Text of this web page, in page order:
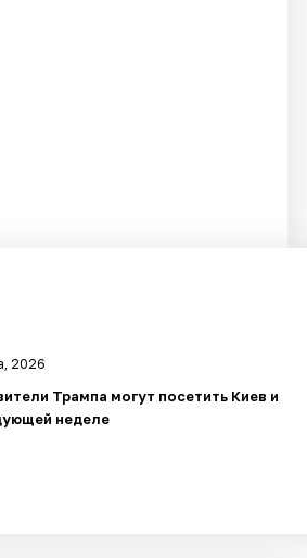
2026
Трампа могут посетить Киев и
неделе